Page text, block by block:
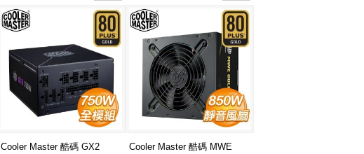
Cooler Master 酷碼 GX2
Cooler Master 酷碼 MWE